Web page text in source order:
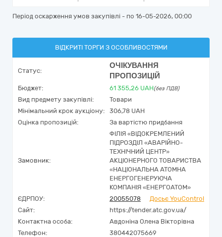
Період оскарження умов закупівлі - по 16-05-2026, 00:00
ВІДКРИТІ ТОРГИ З ОСОБЛИВОСТЯМИ
Статус:
ОЧІКУВАННЯ
ПРОПОЗИЦІЙ
Бюджет: 61 355,26 UAH(без ПДВ)
Вид предмету закупівлі:
Товари
Мінімальний крок аукціону:
306,78 UAH
Оцінка пропозицій:
За вартістю придбання
Замовник:
ФІЛІЯ «ВІДОКРЕМЛЕНИЙ
ПІДРОЗДІЛ «АВАРІЙНО-
ТЕХНІЧНИЙ ЦЕНТР»
АКЦІОНЕРНОГО ТОВАРИСТВА
«НАЦІОНАЛЬНА АТОМНА
ЕНЕРГОГЕНЕРУЮЧА
КОМПАНІЯ «ЕНЕРГОАТОМ»
ЄДРПОУ:
20055078
Досьє YouControl
Сайт:
https://tender.atc.gov.ua/
Контактна особа:
Авдоніна Олена Вікторівна
Телефон:
380442075669